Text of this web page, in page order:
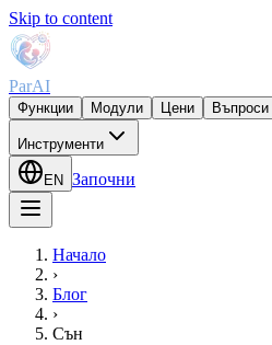
Skip to content
ParAI
Функции Модули Цени Въпроси
Инструменти
EN Започни
Начало
›
Блог
›
Сън